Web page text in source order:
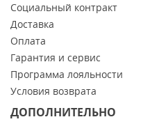
Социальный контракт
Доставка
Оплата
Гарантия и сервис
Программа лояльности
Условия возврата
ДОПОЛНИТЕЛЬНО